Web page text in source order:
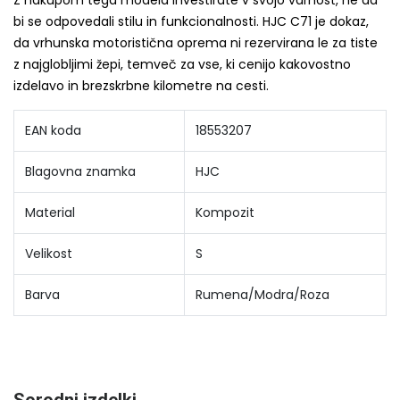
bi se odpovedali stilu in funkcionalnosti. HJC C71 je dokaz,
da vrhunska motoristična oprema ni rezervirana le za tiste
z najglobljimi žepi, temveč za vse, ki cenijo kakovostno
izdelavo in brezskrbne kilometre na cesti.
EAN koda 18553207
Blagovna znamka HJC
Material Kompozit
Velikost S
Barva Rumena/Modra/Roza